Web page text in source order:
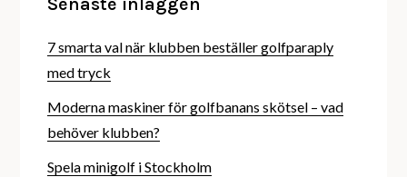
Senaste inläggen
7 smarta val när klubben beställer golfparaply
med tryck
Moderna maskiner för golfbanans skötsel – vad
behöver klubben?
Spela minigolf i Stockholm